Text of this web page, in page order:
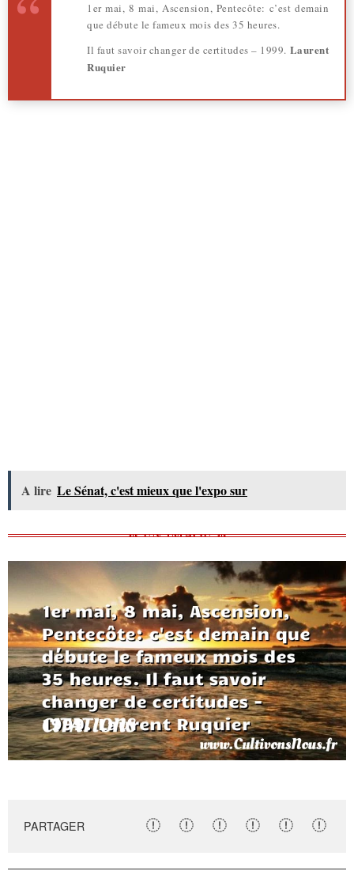
1er mai, 8 mai, Ascension, Pentecôte: c’est demain
que débute le fameux mois des 35 heures.
Il faut savoir changer de certitudes – 1999. Laurent
Ruquier
A lire Le Sénat, c'est mieux que l'expo sur
PARTAGER